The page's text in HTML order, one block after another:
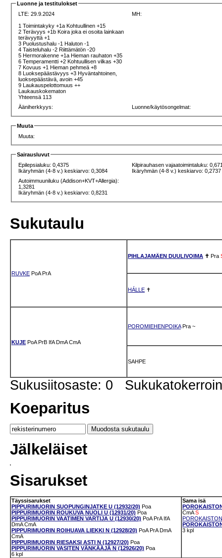
Luonne ja testitulokset
LTE: 29.9.2024
1 Toimintakyky +1a Kohtuullinen +15
2 Terävyys +1b Koira joka ei osoita lainkaan
terävyyttä +1
3 Puolustushalu -1 Haluton -1
4 Taisteluhalu -2 Riittämätön -20
5 Hermorakenne +1a Hieman rauhaton +35
6 Temperamentti +2 Kohtuullisen vilkas +30
7 Kovuus +1 Hieman pehmeä +8
8 Luoksepäästävyys +3 Hyväntahtoinen,
luoksepäästävä, avoin +45
9 Laukauspelottomuus ++
Laukauskokematon
Yhteensä 113
MH:
Ääniherkkyys: Luonne/käytösongelmat:
Muuta
Muuta:
Sairausluvut
Epilepsialuku: 0,4375
Ikäryhmän (4-8 v.) keskiarvo: 0,3084
Kilpirauhasen vajaatoimintaluku:
Ikäryhmän (4-8 v.) keskiarvo: 0,2737
Autoimmuuniluku (Addison+KVT+Allergia):
1,3281
Ikäryhmän (4-8 v.) keskiarvo: 0,8231
Sukutaulu
RUVKE PoA PrA
PIHLAJAMÄEN DUULIVOIMA ✝ Pra
HÁLLE ✝
KUJE PoA PrB IfA DmA CmA
POROMIEHENPOIKA Pra ~
SAHPE
Sukusiitosaste: 0
Koeparitus
Jälkeläiset
Sisarukset
Täyssisarukset
PIPPURIMUORIN SUOPUNGINJATKE U (12932/20) Poa
PIPPURIMUORIN ROUKUVA NUOLI U (12931/20) Poa
PIPPURIMUORIN VAATIMEN VARTIJA U (12930/20) PoA PrA IfA
DmA CmA
PIPPURIMUORIN ROIHUAVA LIEKKI N (12928/20) PoA PrA DmA
CmA
PIPPURIMUORIN RIESAKSI ASTI N (12927/20) Poa
PIPPURIMUORIN VASITEN VÄNKÄÄJÄ N (12926/20) Poa
6 kpl
Sama isä
CmA S
3 kpl